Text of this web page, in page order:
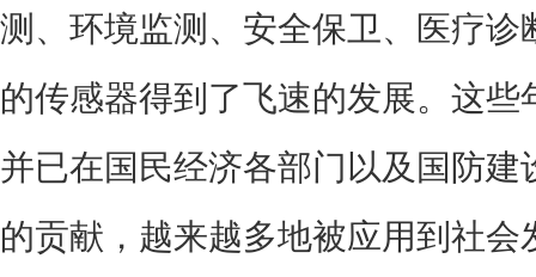
测、环境监测、安全保卫、医疗
的传感器得到了飞速的发展。这
并已在国民经济各部门以及国防
的贡献，越来越多地被应用到社